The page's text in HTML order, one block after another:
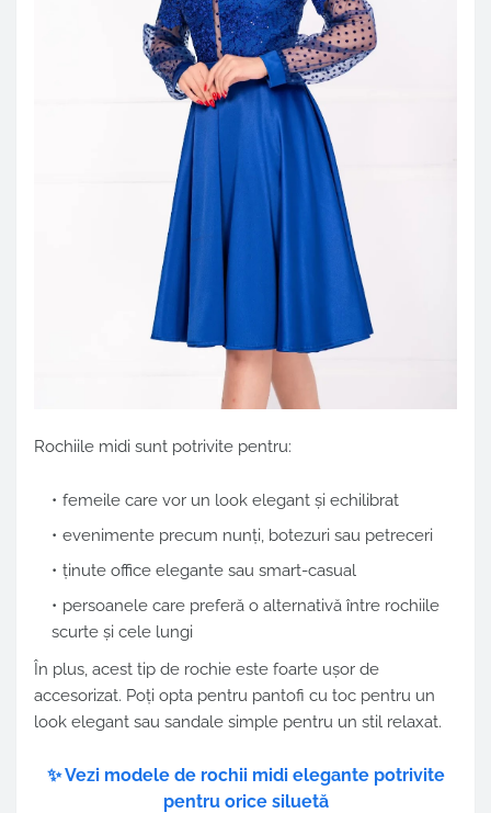
Rochiile midi sunt potrivite pentru:
femeile care vor un look elegant și echilibrat
evenimente precum nunți, botezuri sau petreceri
ținute office elegante sau smart-casual
persoanele care preferă o alternativă între rochiile
scurte și cele lungi
În plus, acest tip de rochie este foarte ușor de
accesorizat. Poți opta pentru pantofi cu toc pentru un
look elegant sau sandale simple pentru un stil relaxat.
✨ Vezi modele de rochii midi elegante potrivite
pentru orice siluetă